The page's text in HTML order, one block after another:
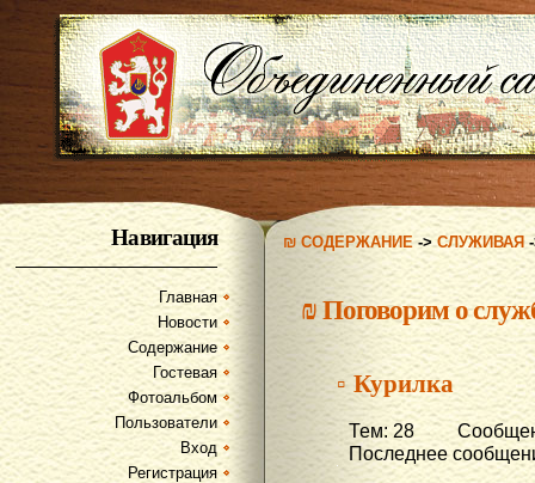
Навигация
Главная
Новости
Содержание
Гостевая
Фотоальбом
Пользователи
Вход
Регистрация
₪ СОДЕРЖАНИЕ->СЛУЖИВАЯ
₪Поговорим о
▫ Курилка
Тем: 28
Последнее